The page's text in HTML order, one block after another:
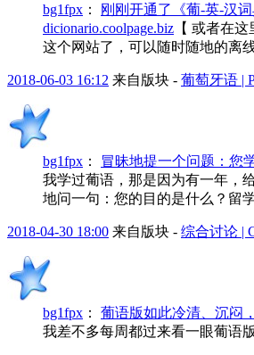
bg1fpx ：
刚刚开通了《葡-英-汉
dicionario.coolpage.biz 【 或者在
这个网站了，可以随时随地的离
2018-06-03 16:12 来自版块 - 葡萄牙语 |
bg1fpx ：
冒昧地提一个问题：您
我学过葡语，那是因为有一年，
地问一句：您的目的是什么？留
2018-04-30 18:00 来自版块 - 综合讨论 |
bg1fpx ： 葡语版如此冷清、沉闷
我差不多每周都过来看一眼葡语